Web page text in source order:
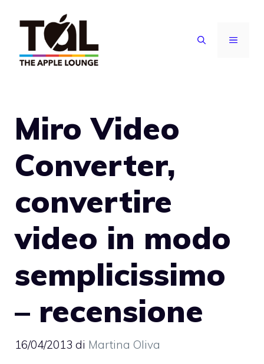
contenuto
MENU
Miro Video
Converter,
convertire
video in modo
semplicissimo
– recensione
16/04/2013 di Martina Oliva